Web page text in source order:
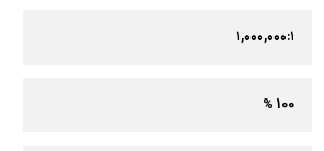
۱,۰۰۰,۰۰۰:۱
100 %